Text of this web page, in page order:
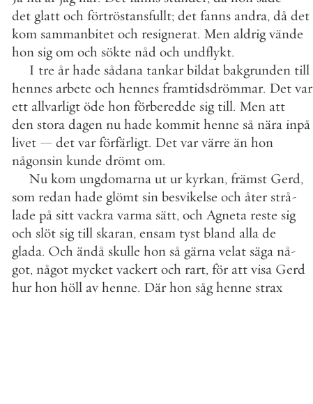
det glatt och förtröstansfullt; det fanns andra, då det
kom sammanbitet och resignerat. Men aldrig vände
hon sig om och sökte nåd och undflykt.
I tre år hade sådana tankar bildat bakgrunden till
hennes arbete och hennes framtidsdrömmar. Det var
ett allvarligt öde hon förberedde sig till. Men att
den stora dagen nu hade kommit henne så nära inpå
livet — det var förfärligt. Det var värre än hon
någonsin kunde drömt om.
Nu kom ungdomarna ut ur kyrkan, främst Gerd,
som redan hade glömt sin besvikelse och åter strå-
lade på sitt vackra varma sätt, och Agneta reste sig
och slöt sig till skaran, ensam tyst bland alla de
glada. Och ändå skulle hon så gärna velat säga nå-
got, något mycket vackert och rart, för att visa Gerd
hur hon höll av henne. Där hon såg henne strax